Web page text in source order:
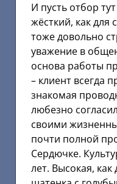
И пусть отбор
жёсткий, как для
тоже довольно
уважение в
основа работы
– клиент всегда
знакомая
любезно
своими
почти полной
Сердючке.
лет. Высокая,